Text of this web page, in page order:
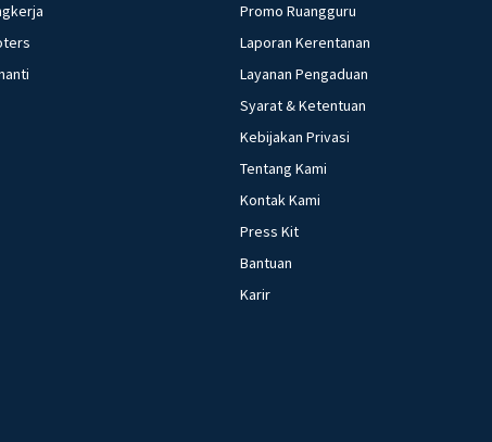
Promo Ruangguru
Laporan Kerentanan
Layanan Pengaduan
Syarat & Ketentuan
Kebijakan Privasi
Tentang Kami
Kontak Kami
Press Kit
Bantuan
Karir